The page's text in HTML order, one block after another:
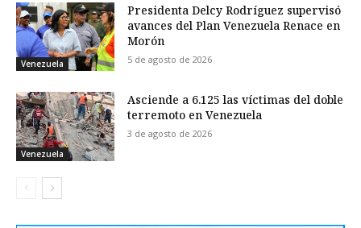
Venezuela
Presidenta Delcy Rodríguez supervisó
avances del Plan Venezuela Renace en
Morón
5 de agosto de 2026
Venezuela
Asciende a 6.125 las víctimas del doble
terremoto en Venezuela
3 de agosto de 2026